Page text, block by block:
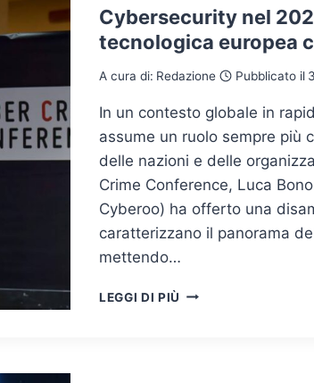
DALLO
STATO
CINESE
Cybersecurity nel
tecnologica europea
A cura di: Redazione Pubblicato il
In un contesto globale in
assume un ruolo sempre più
delle nazioni e delle
Crime Conference, Luca
Cyberoo) ha offerto una
caratterizzano il panorama
mettendo…
LEGGI DI PIÙ CYBERSECURITY